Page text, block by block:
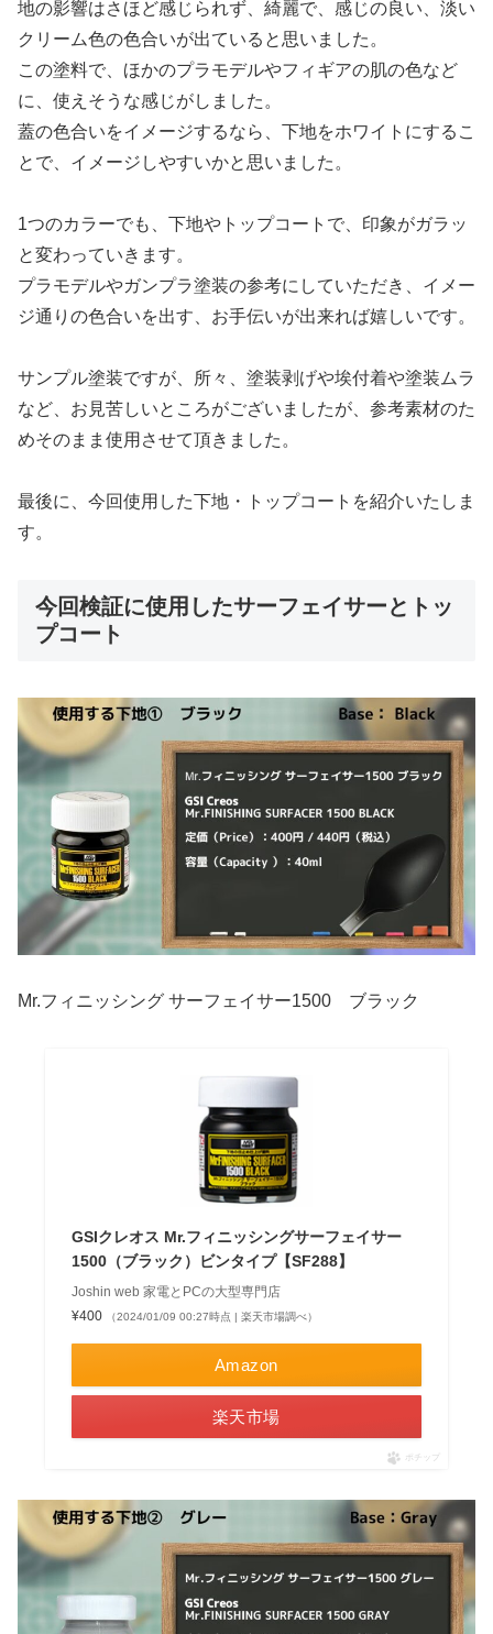
地の影響はさほど感じられず、綺麗で、感じの良い、淡い
クリーム色の色合いが出ていると思いました。
この塗料で、ほかのプラモデルやフィギアの肌の色など
に、使えそうな感じがしました。
蓋の色合いをイメージするなら、下地をホワイトにするこ
とで、イメージしやすいかと思いました。
1つのカラーでも、下地やトップコートで、印象がガラッ
と変わっていきます。
プラモデルやガンプラ塗装の参考にしていただき、イメー
ジ通りの色合いを出す、お手伝いが出来れば嬉しいです。
サンプル塗装ですが、所々、塗装剥げや埃付着や塗装ムラ
など、お見苦しいところがございましたが、参考素材のた
めそのまま使用させて頂きました。
最後に、今回使用した下地・トップコートを紹介いたしま
す。
今回検証に使用したサーフェイサーとトッ
プコート
Mr.フィニッシング サーフェイサー1500 ブラック
GSIクレオス Mr.フィニッシングサーフェイサー
1500（ブラック）ビンタイプ【SF288】
Joshin web 家電とPCの大型専門店
¥400
（2024/01/09 00:27時点 | 楽天市場調べ）
Amazon
楽天市場
ポチップ